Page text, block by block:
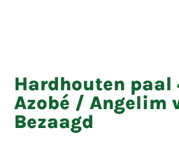
Hardhouten paal
Azobé / Angelim
Bezaagd